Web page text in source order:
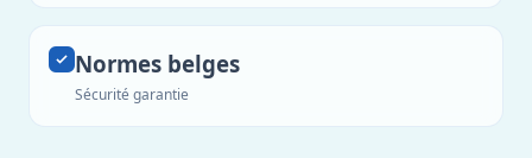
Normes belges
Sécurité garantie